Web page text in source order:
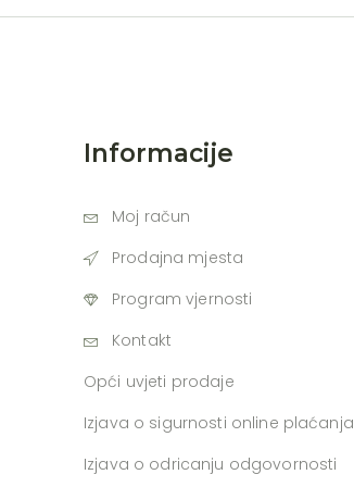
Informacije
Moj račun
Prodajna mjesta
Program vjernosti
Kontakt
Opći uvjeti prodaje
Izjava o sigurnosti online plaćanja
Izjava o odricanju odgovornosti